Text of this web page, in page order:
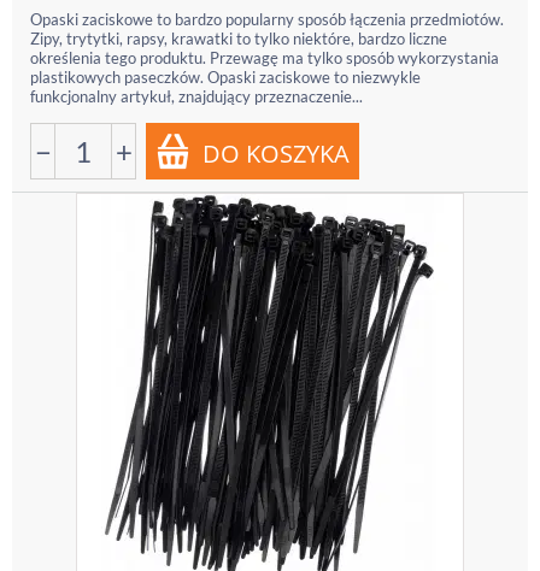
Opaski zaciskowe to bardzo popularny sposób łączenia przedmiotów.
Zipy, trytytki, rapsy, krawatki to tylko niektóre, bardzo liczne
określenia tego produktu. Przewagę ma tylko sposób wykorzystania
plastikowych paseczków. Opaski zaciskowe to niezwykle
funkcjonalny artykuł, znajdujący przeznaczenie...
− +